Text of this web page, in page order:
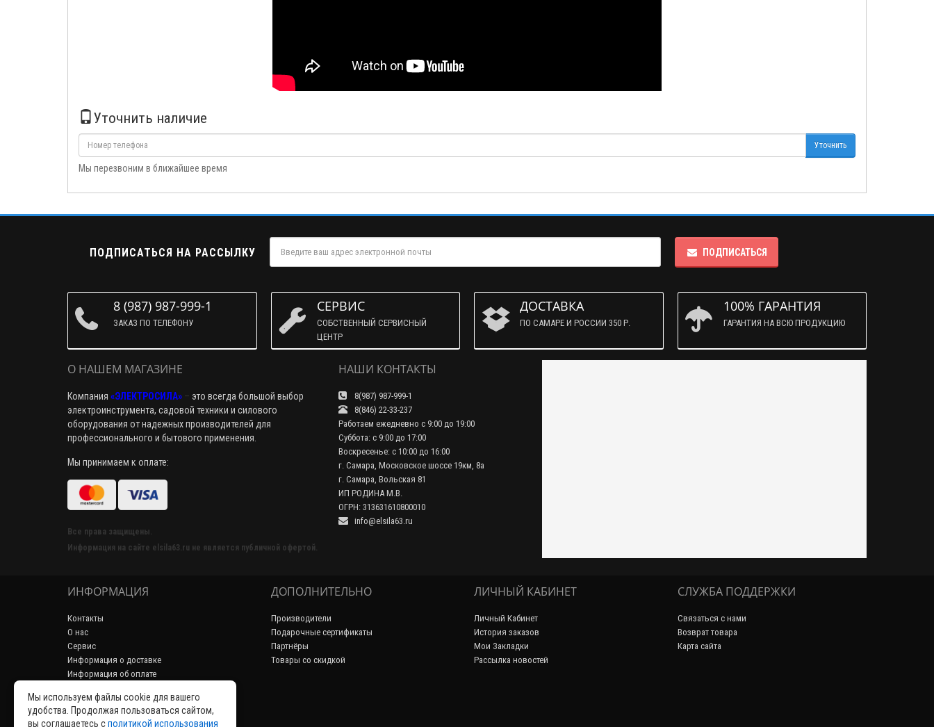
Уточнить наличие
Уточнить
Мы перезвоним в ближайшее время
ПОДПИСАТЬСЯ НА РАССЫЛКУ ПОДПИСАТЬСЯ
8 (987) 987-999-1
ЗАКАЗ ПО ТЕЛЕФОНУ
СЕРВИС
СОБСТВЕННЫЙ СЕРВИСНЫЙ
ЦЕНТР
ДОСТАВКА
ПО САМАРЕ И РОССИИ 350 Р.
100% ГАРАНТИЯ
ГАРАНТИЯ НА ВСЮ ПРОДУКЦИЮ
О НАШЕМ МАГАЗИНЕ
Компания «ЭЛЕКТРОСИЛА» – это всегда большой выбор
электроинструмента, садовой техники и силового
оборудования от надежных производителей для
профессионального и бытового применения.
Мы принимаем к оплате:
Все права защищены.
Информация на сайте elsila63.ru не является публичной офертой.
НАШИ КОНТАКТЫ
8(987) 987-999-1
8(846) 22-33-237
Работаем ежедневно с 9:00 до 19:00
Суббота: с 9:00 до 17:00
Воскресенье: с 10:00 до 16:00
г. Самара, Московское шоссе 19км, 8а
г. Самара, Вольская 81
ИП РОДИНА М.В.
ОГРН: 313631610800010
info@elsila63.ru
ИНФОРМАЦИЯ
Контакты
О нас
Сервис
Информация о доставке
Информация об оплате
Политика конфиденциальности
Возврат товара
ДОПОЛНИТЕЛЬНО
Производители
Подарочные сертификаты
Партнёры
Товары со скидкой
ЛИЧНЫЙ КАБИНЕТ
Личный Кабинет
История заказов
Мои Закладки
Рассылка новостей
СЛУЖБА ПОДДЕРЖКИ
Связаться с нами
Возврат товара
Карта сайта
Мы используем файлы cookie для вашего
удобства. Продолжая пользоваться сайтом,
вы соглашаетесь сполитикой использования